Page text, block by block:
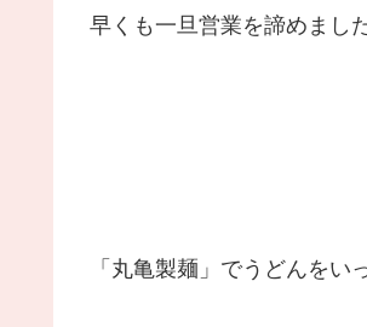
早くも一旦営業を諦めました
「丸亀製麺」でうどんをい